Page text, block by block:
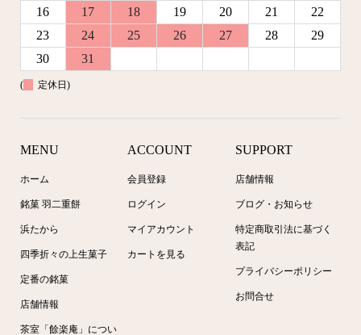
16
17 18 19 20 21
22
23
24 25 26 27 28
29
30
31
( 定休日)
MENU
ホーム
銘菓 羽二重餅
浜たから
四季折々の上生菓子
定番の銘菓
店舗情報
茶室「餘楽庵」につい
ACCOUNT
会員登録
ログイン
マイアカウント
カートを見る
SUPPORT
店舗情報
ブログ・お知らせ
特定商取引法に基づく
表記
プライバシーポリシー
お問合せ